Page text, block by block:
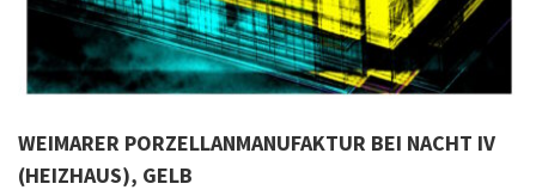
WEIMARER PORZELLANMANUFAKTUR BEI NACHT IV
(HEIZHAUS), GELB